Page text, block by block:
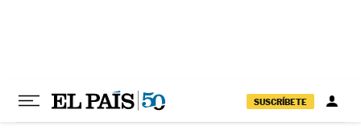
SUSCRÍBETE